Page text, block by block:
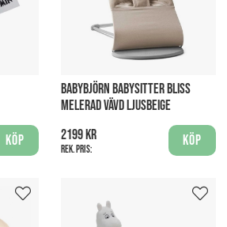
Köp
BABYBJÖRN BABYSITTER BLISS
MELERAD VÄVD LJUSBEIGE
2199 kr
Rek. pris:
Köp